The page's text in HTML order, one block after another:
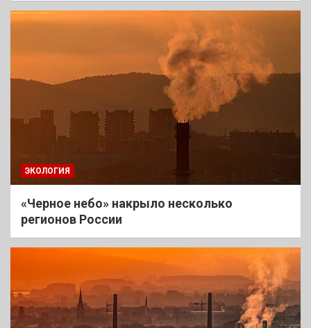
ЭКОЛОГИЯ
«Черное небо» накрыло несколько
регионов России